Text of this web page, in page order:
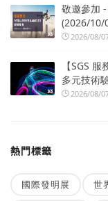
敬邀參加
(2026/10/
2026/08/
【SGS
多元技術
2026/08/
熱門標籤
國際發明展 世